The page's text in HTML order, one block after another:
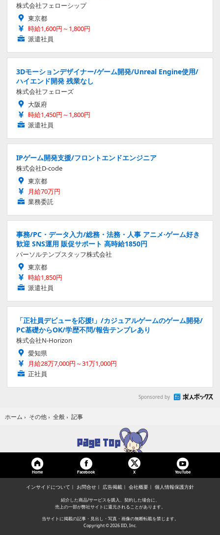
株式会社フェローシップ
東京都
時給1,600円～1,800円
派遣社員
3Dモーションデザイナー/ゲーム開発/Unreal Engine使用/
ハイエンド開発 残業なし
株式会社フェローズ
大阪府
時給1,450円～1,800円
派遣社員
IPゲーム開発支援/フロントエンドエンジニア
株式会社D-code
東京都
月給70万円
業務委託
事務/PC・データ入力/総務・法務・人事 アニメ·ゲーム好き
歓迎 SNS運用 販促サポート 高時給1850円
パーソルテンプスタッフ株式会社
東京都
時給1,850円
派遣社員
「正社員デビューを応援!」/カジュアルゲームのゲーム開発/
PC基礎からOK/学歴不問/報告テンプレあり
株式会社N-Horizon
愛知県
月給28万7,000円～31万1,000円
正社員
Sponsored by
ホーム › その他 › 全般 › 記事
Home Facebook X YouTube
インサイドについて お問合せ 広告掲載 会社概要 個人情報保護方針
紹介した商品/サービスを購入、契約した場合に、
売上の一部が弊社サイトに還元されることがあります。
当サイトに掲載の記事・見出し・写真・画像の無断転載を禁じます。
Copyright © 2026 IID, Inc.